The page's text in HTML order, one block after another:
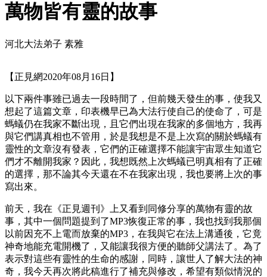
萬物皆有靈的故事
河北大法弟子 素雅
【正見網2020年08月16日】
以下兩件事雖已過去一段時間了，但前幾天發生的事，使我又
想起了這篇文章，印表機早已為大法行使自己的使命了，可是
螞蟻仍在我家不斷出現，且它們出現在我家的多個地方，我再
與它們講真相也不管用，於是我想是不是上次寫的關於螞蟻有
靈性的文章沒有發表，它們的正確選擇不能讓宇宙眾生知道它
們才不離開我家？因此，我想既然上次螞蟻已明真相有了正確
的選擇，那不論其今天還在不在我家出現，我也要將上次的事
寫出來。
前天，我在《正見週刊》上又看到同修分享的萬物有靈的故
事，其中一個問題提到了MP3恢復正常的事，我也找到我那個
以前因充不上電而放棄的MP3，在我與它在法上溝通後，它竟
神奇地能充電開機了，又能讓我很方便的聽師父講法了。為了
表示對這些有靈性的生命的感謝，同時，讓世人了解大法的神
奇，我今天再次將此稿進行了補充與修改，希望有類似情況的